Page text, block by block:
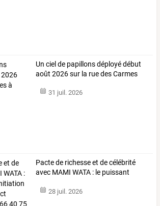
Un cielde papillonsdéployédébut
août 2026sur la ruedesCarmes
31 juil. 2026
Pactede richesseet decélébrité
avec MAMI WATA : le puissant
28 juil. 2026